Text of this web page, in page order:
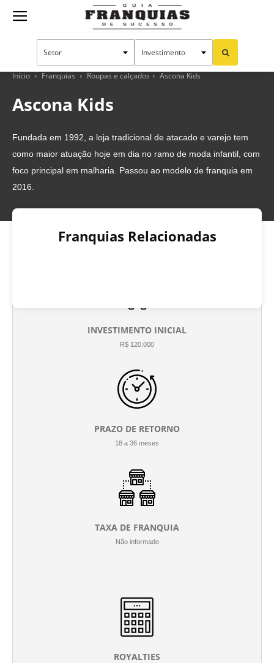
Guia
Franquias
Sucesso
Início Franquias Roupas e calçados Ascona Kids
Ascona Kids
Fundada em 1992, a loja tradicional de atacado e varejo tem
como maior atuação hoje em dia no ramo de moda infantil, com
foco principal em malharia. Passou ao modelo de franquia em
2016.
Franquias Relacionadas
INVESTIMENTO INICIAL
R$ 120.000
PRAZO DE RETORNO
18 a 36 meses
TAXA DE FRANQUIA
Não informado
ROYALTIES